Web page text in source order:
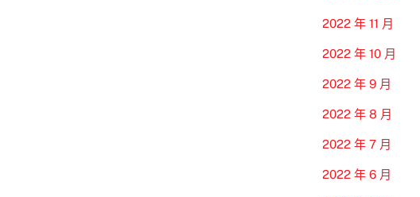
2022 年 11 月
2022 年 10 月
2022 年 9 月
2022 年 8 月
2022 年 7 月
2022 年 6 月